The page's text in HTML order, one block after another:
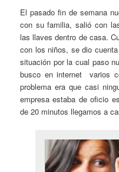
El pasado fin de semana
con su familia, salió con
las llaves dentro de casa.
con los niños, se dio
situación por la cual paso
busco en internet varios
problema era que casi
empresa estaba de oficio
de 20 minutos llegamos a